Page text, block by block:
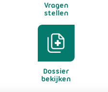
Vragen
stellen
Dossier
bekijken